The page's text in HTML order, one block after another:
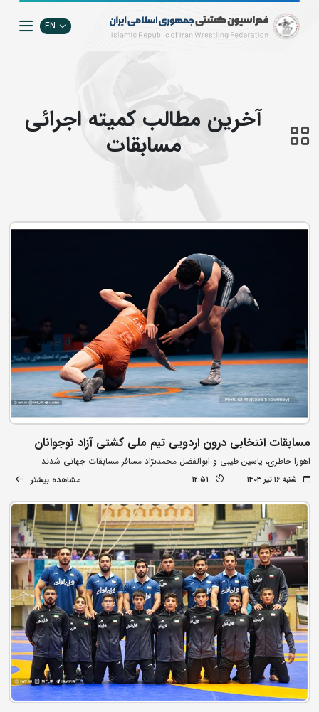
EN
آخرین مطالب كميته اجرائي
مسابقات
مسابقات انتخابی درون اردویی تیم ملی کشتی آزاد نوجوانان
اهورا خاطری، یاسین طیبی و ابوالفضل محمدنژاد مسافر مسابقات جهانی شدند
شنبه ۱۶ تیر ۱۴۰۳ 12:51 مشاهده بیشتر